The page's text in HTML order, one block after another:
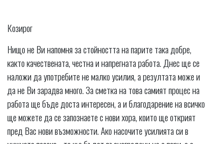
Козирог
Нищо не Ви напомня за стойността на парите така добре,
както качествената, честна и напрегната работа. Днес ще се
наложи да употребите не малко усилия, а резултата може и
да не Ви зарадва много. За сметка на това самият процес на
работа ще бъде доста интересен, а и благодарение на всичко
ще можете да се запознаете с нови хора, които ще открият
пред Вас нови възможности. Ако насочите усилията си в